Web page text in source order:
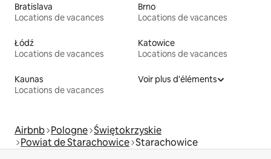
Bratislava
Locations de vacances
Brno
Locations de vacances
Łódź
Locations de vacances
Katowice
Locations de vacances
Kaunas
Locations de vacances
Voir plus d'éléments
Airbnb Pologne Świętokrzyskie
Powiat de Starachowice Starachowice